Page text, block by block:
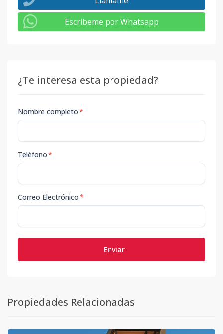
Escribeme por Whatsapp
¿Te interesa esta propiedad?
Nombre completo*
Teléfono*
Correo Electrónico*
Enviar
Propiedades Relacionadas